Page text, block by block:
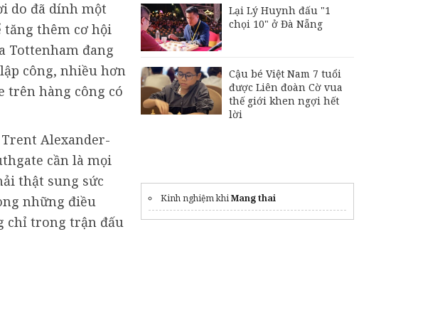
do đã dính một
tăng thêm cơ hội
Tottenham đang
công, nhiều hơn
trên hàng công có
Alexander-
cần là mọi
thật sung sức
những điều
chỉ trong trận đấu
Lại Lý Huynh đấu "1
chọi 10" ở Đà Nẵng
Cậu bé Việt Nam 7 tuổi
được Liên đoàn Cờ vua
thế giới khen ngợi hết
lời
Kinh nghiệm khiMang thai